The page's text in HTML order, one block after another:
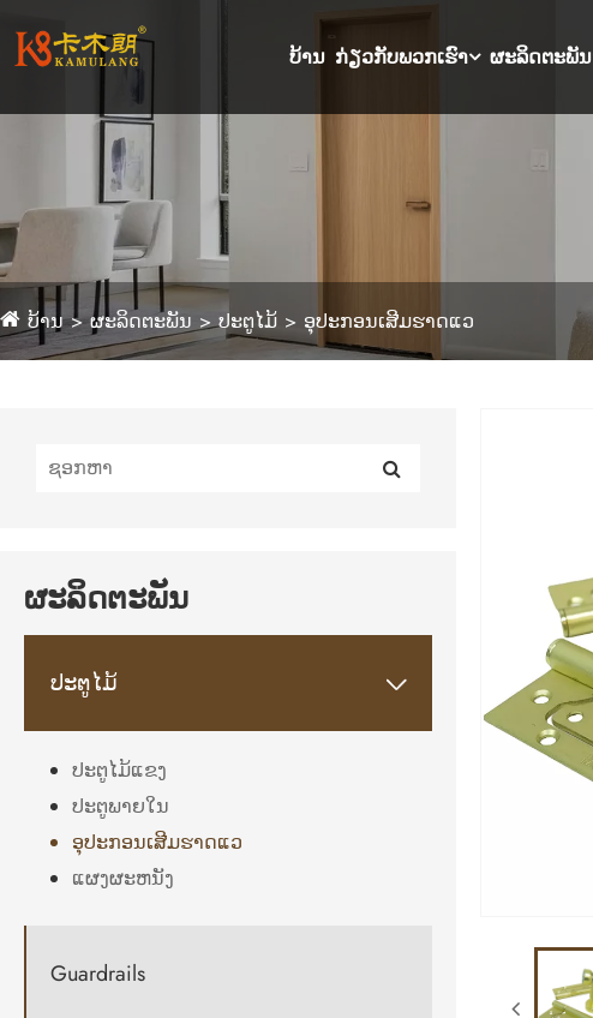
ບ້ານ ກ່ຽວກັບພວກເຮົາ ຜະລິດຕະພັນ
ບ້ານ ຜະລິດຕະພັນ ປະຕູໄມ້ ອຸປະກອນເສີມຮາດແວ
ຜະລິດຕະພັນ
ປະຕູໄມ້ 
ປະຕູໄມ້ແຂງ
ປະຕູພາຍໃນ
ອຸປະກອນເສີມຮາດແວ
ແຜງຜະຫນັງ
Guardrails